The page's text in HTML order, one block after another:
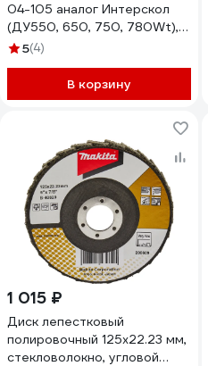
04-105 аналог Интерскол
(ДУ550, 650, 750, 780Wt),
5х8х12 мм, 10 шт TORGWIN
5(4)
В корзину
1 015 ₽
Диск лепестковый
полировочный 125x22.23 мм,
стекловолокно, угловой